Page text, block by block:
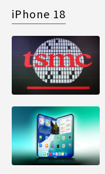
iPhone 18